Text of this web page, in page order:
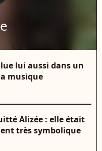
lui aussi dans un
musique
Alizée : elle était
très symbolique